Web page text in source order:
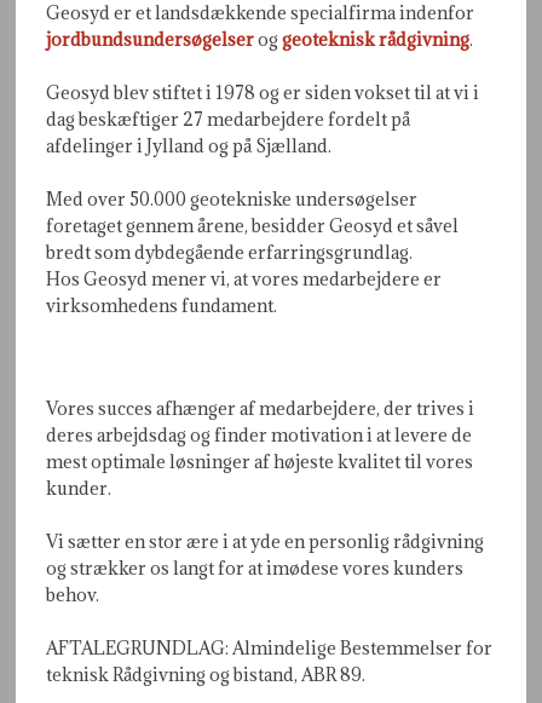
Geosyd er et landsdækkende specialfirma indenfor
jordbundsundersøgelserog geoteknisk rådgivning.
Geosyd blev stiftet i 1978 og er siden vokset til at vi i
dag beskæftiger 27 medarbejdere fordelt på
afdelinger i Jylland og på Sjælland.
Med over 50.000 geotekniske undersøgelser
foretaget gennem årene, besidder Geosyd et såvel
bredt som dybdegående erfarringsgrundlag.
Hos Geosyd mener vi, at vores medarbejdere er
virksomhedens fundament.
​Vores succes afhænger af medarbejdere, der trives i
deres arbejdsdag og finder motivation i at levere de
mest optimale løsninger af højeste kvalitet til vores
kunder.​
Vi sætter en stor ære i at yde en personlig rådgivning
og strækker os langt for at imødese vores kunders
behov.
AFTALEGRUNDLAG: Almindelige Bestemmelser for
teknisk Rådgivning og bistand, ABR 89.​​